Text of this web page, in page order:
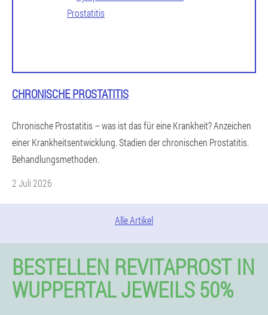
CHRONISCHE PROSTATITIS
Chronische Prostatitis – was ist das für eine Krankheit? Anzeichen
einer Krankheitsentwicklung. Stadien der chronischen Prostatitis.
Behandlungsmethoden.
2 Juli 2026
Alle Artikel
BESTELLEN REVITAPROST IN
WUPPERTAL JEWEILS 50%